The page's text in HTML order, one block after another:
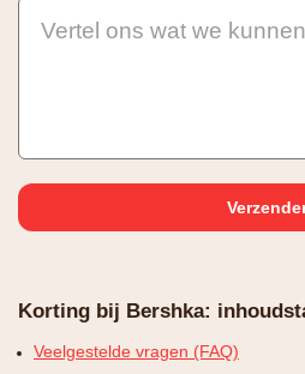
Vertel ons wat we
Korting bij Bershka:
Veelgestelde vragen (FAQ)